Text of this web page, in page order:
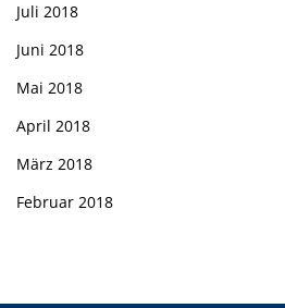
Juli 2018
Juni 2018
Mai 2018
April 2018
März 2018
Februar 2018